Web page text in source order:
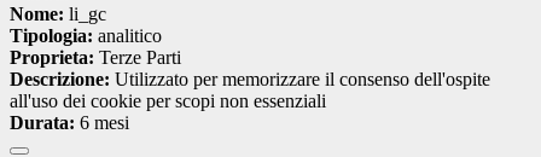
Nome: li_gc
Tipologia: analitico
Proprieta: Terze Parti
Descrizione: Utilizzato per memorizzare il consenso dell'ospite
all'uso dei cookie per scopi non essenziali
Durata: 6 mesi